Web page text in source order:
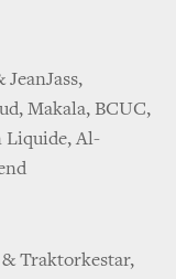
Makala, BCUC,
Liquide, Al-
& Traktorkestar,